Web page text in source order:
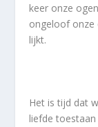
keer onze
ongeloof onze
lijkt.
Het is tijd dat
liefde